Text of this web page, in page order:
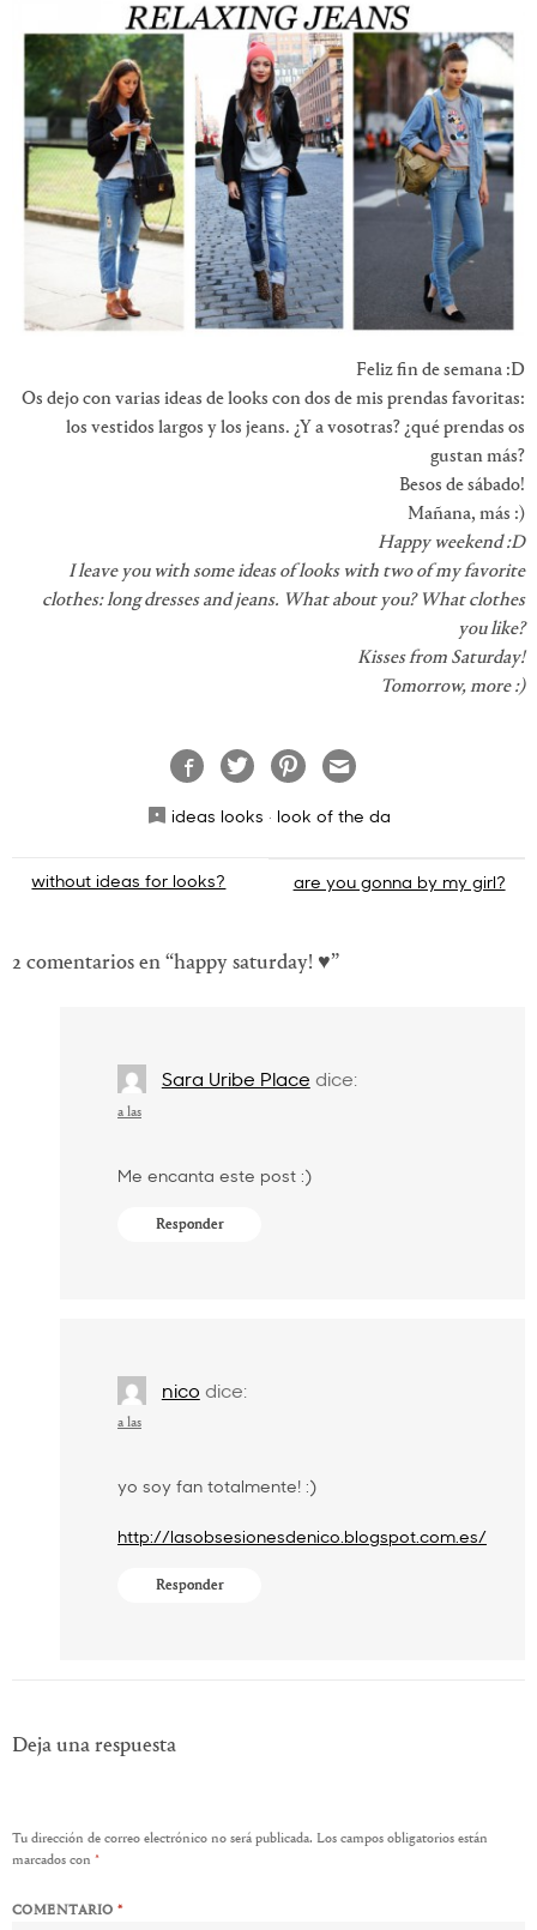
Feliz fin de semana :D
Os dejo con varias ideas de looks con dos de mis prendas favoritas:
los vestidos largos y los jeans. ¿Y a vosotras? ¿qué prendas os
gustan más?
Besos de sábado!
Mañana, más :)
Happy weekend :D
I leave you with some ideas of looks with two of my favorite
clothes: long dresses and jeans. What about you? What clothes
you like?
Kisses from Saturday!
Tomorrow, more :)
ideas looks · look of the da
Navegación
entradas
without ideas for looks? are you gonna by my girl?
2 comentarios en “happy saturday! ♥”
Sara Uribe Place dice:
a las
Me encanta este post :)
Responder
nico dice:
a las
yo soy fan totalmente! :)
http://lasobsesionesdenico.blogspot.com.es/
Responder
Deja una respuesta
Tu dirección de correo electrónico no será publicada. Los campos obligatorios están
marcados con *
COMENTARIO*